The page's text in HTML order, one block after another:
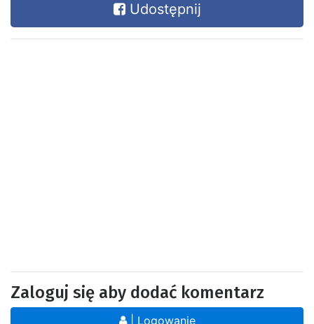
Udostępnij
Zaloguj się aby dodać komentarz
| Logowanie